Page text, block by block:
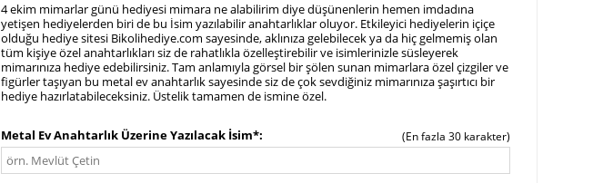
4 ekim mimarlar günü hediyesi mimara ne alabilirim diye düşünenlerin hemen imdadına
yetişen hediyelerden biri de bu İsim yazılabilir anahtarlıklar oluyor. Etkileyici hediyelerin içiçe
olduğu hediye sitesi Bikolihediye.com sayesinde, aklınıza gelebilecek ya da hiç gelmemiş olan
tüm kişiye özel anahtarlıkları siz de rahatlıkla özelleştirebilir ve isimlerinizle süsleyerek
mimarınıza hediye edebilirsiniz. Tam anlamıyla görsel bir şölen sunan mimarlara özel çizgiler ve
figürler taşıyan bu metal ev anahtarlık sayesinde siz de çok sevdiğiniz mimarınıza şaşırtıcı bir
hediye hazırlatabileceksiniz. Üstelik tamamen de ismine özel.
Metal Ev Anahtarlık Üzerine Yazılacak İsim*
(En fazla 30 karakter)